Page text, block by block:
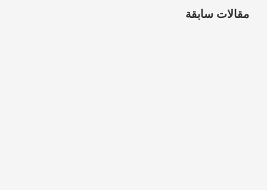
مقالات سابقة